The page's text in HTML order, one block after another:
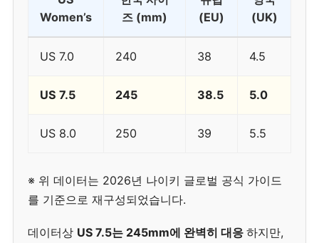
Women’s
즈 (mm)
(EU)
(UK)
US 7.0 240 38 4.5
US 7.5 245 38.5 5.0
US 8.0 250 39 5.5
※ 위 데이터는 2026년 나이키 글로벌 공식 가이드
를 기준으로 재구성되었습니다.
데이터상 US 7.5는 245mm에 완벽히 대응 하지만,